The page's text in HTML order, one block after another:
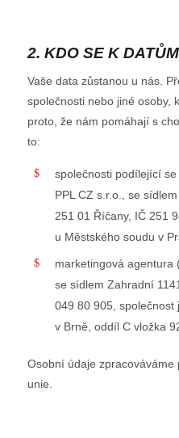
2. KDO SE K
Vaše data zůstanou u nás.
společnosti nebo jiné osoby,
proto, že nám pomáhají s
to:
společnosti podílející
PPL CZ s.r.o., se
251 01 Říčany, IČ 251
u Městského soudu v
marketingová agentura
se sídlem Zahradní
049 80 905, společnost
v Brně, oddíl C vložka
Osobní údaje zpracováváme
unie.